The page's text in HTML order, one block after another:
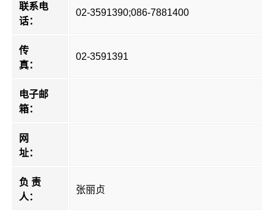
联系电
话：
02-3591390;086-7881400
传
真：
02-3591391
电子邮
箱：
网
址：
负 责
人：
张丽贞